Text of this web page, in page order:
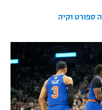
ספורט וקיה